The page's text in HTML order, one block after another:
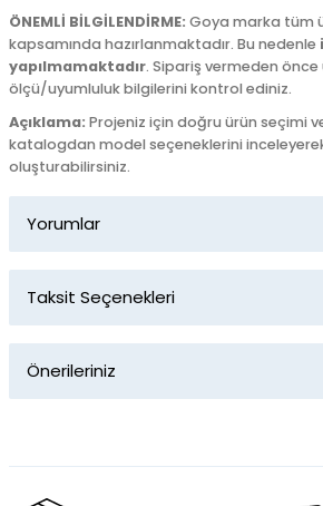
ÖNEMLİ BİLGİLENDİRME: Goya marka tüm
kapsamında hazırlanmaktadır. Bu nedenle
yapılmamaktadır. Sipariş vermeden önce
ölçü/uyumluluk bilgilerini kontrol ediniz.
Açıklama: Projeniz için doğru ürün seçimi
katalogdan model seçeneklerini
oluşturabilirsiniz.
Yorumlar
Taksit Seçenekleri
Önerileriniz
kullanarak tarafımıza iletebilirsiniz.
Görüş ve önerileriniz için teşekkür ederiz.